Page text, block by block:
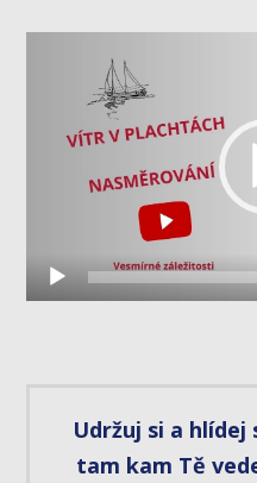
přehrávač
Udržuj si a
tam kam Tě